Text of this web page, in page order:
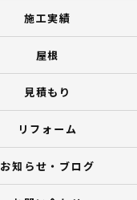
施工実績
屋根
見積もり
リフォーム
お知らせ・ブログ